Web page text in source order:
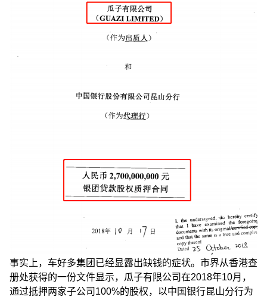
事实上，车好多集团已经显露出缺钱的症状。市界从香港查
册处获得的一份文件显示，瓜子有限公司在2018年10月，
通过抵押两家子公司100%的股权，以中国银行昆山分行为